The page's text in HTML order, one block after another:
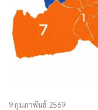
9 กุมภาพันธ์ 2569